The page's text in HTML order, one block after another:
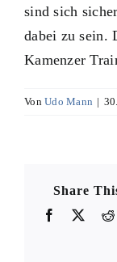
sind sich
dabei zu sein.
Kamenzer
VonUdo Mann |
Share
Facebook